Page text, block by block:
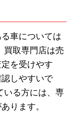
車については
買取専門店は売
を受けやす
しやすいで
いる方には、専
ります。